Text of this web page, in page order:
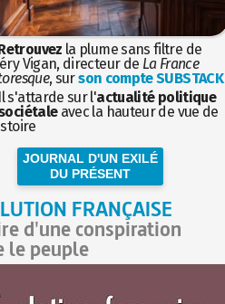
la plume sans filtre de
Vigan, directeur de La France
, surson compte SUBSTACK
Il s'attarde sur l'actualité politique
avec la hauteur de vue de
JOURNAL D'UN EXILÉ
DU PRÉSENT
FRANÇAISE
d'une conspiration
le peuple